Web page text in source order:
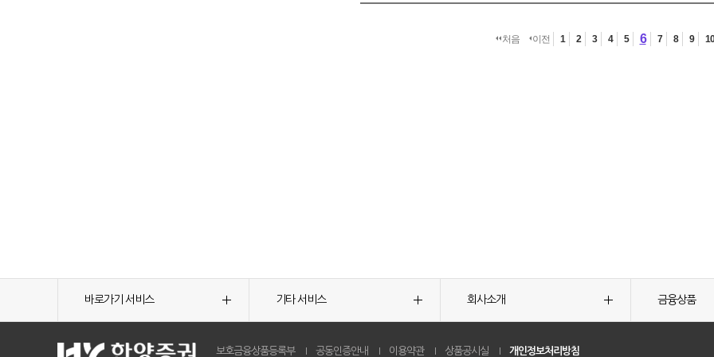
처음 이전 1 2 3 4 5 6 7 8 9 10
바로가기 서비스 기타 서비스 회사소개 금융상품
보호금융상품등록부 공동인증안내 이용약관 상품공시실 개인정보처리방침